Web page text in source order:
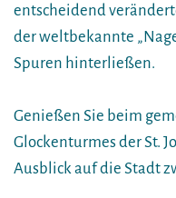
entscheidend
der weltbekannte
Spuren hinterließen.
Genießen Sie beim
Glockenturmes der St.
Ausblick auf die Stadt